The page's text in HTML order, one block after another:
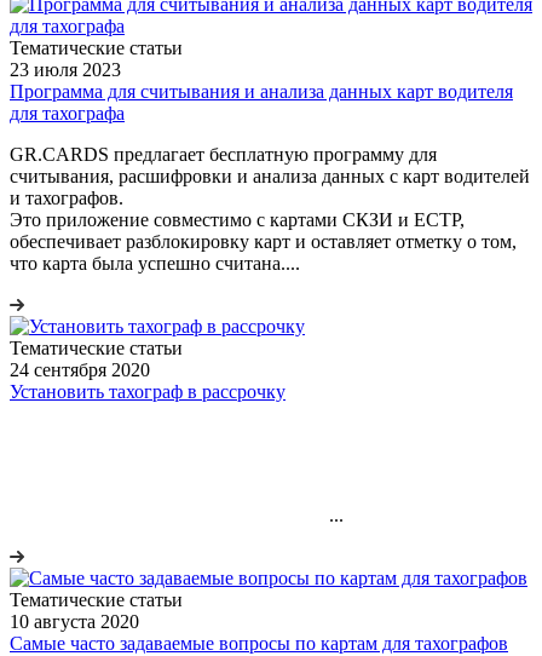
Тематические статьи
23 июля 2023
Программа для считывания и анализа данных карт водителя
для тахографа
GR.CARDS предлагает бесплатную программу для
считывания, расшифровки и анализа данных с карт водителей
и тахографов.
Это приложение совместимо с картами СКЗИ и ЕСТР,
обеспечивает разблокировку карт и оставляет отметку о том,
что карта была успешно считана....
Тематические статьи
24 сентября 2020
Установить тахограф в рассрочку
...
Тематические статьи
10 августа 2020
Самые часто задаваемые вопросы по картам для тахографов